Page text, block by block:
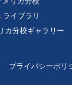
ライブラリ
カ分校ギャラリー
プライバシーポリ